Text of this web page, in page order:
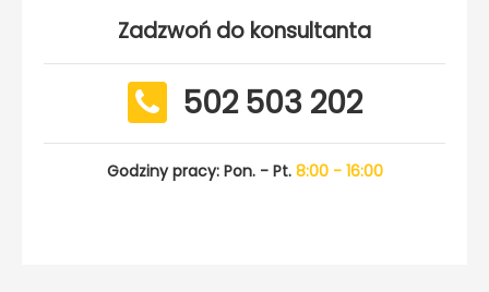
Zadzwoń do konsultanta
502 503 202
Godziny pracy: Pon. - Pt. 8:00 - 16:00